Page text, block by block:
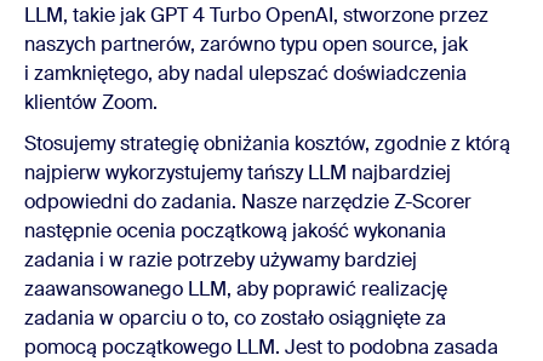
LLM, takie jak GPT 4 Turbo OpenAI, stworzone przez
naszych partnerów, zarówno typu open source, jak
i zamkniętego, aby nadal ulepszać doświadczenia
klientów Zoom.
Stosujemy strategię obniżania kosztów, zgodnie z którą
najpierw wykorzystujemy tańszy LLM najbardziej
odpowiedni do zadania. Nasze narzędzie Z-Scorer
następnie ocenia początkową jakość wykonania
zadania i w razie potrzeby używamy bardziej
zaawansowanego LLM, aby poprawić realizację
zadania w oparciu o to, co zostało osiągnięte za
pomocą początkowego LLM. Jest to podobna zasada